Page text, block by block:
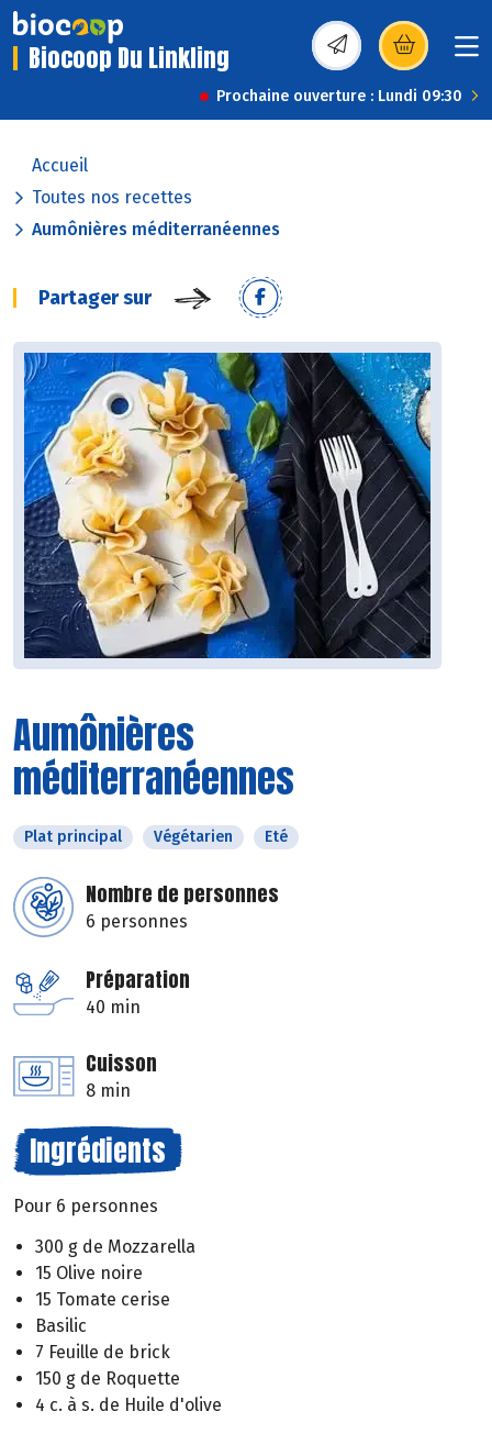
Biocoop Du Linkling (s’ouvre dans une
Prochaine ouverture : Lundi 09:30
Accueil
Toutes nos recettes
Aumônières méditerranéennes
Partager sur
Aumônières
méditerranéennes
Plat principal Végétarien Eté
Nombre de personnes
6 personnes
Préparation
40 min
Cuisson
8 min
Ingrédients
Pour 6 personnes
300 g de Mozzarella
15 Olive noire
15 Tomate cerise
Basilic
7 Feuille de brick
150 g de Roquette
4 c. à s. de Huile d'olive